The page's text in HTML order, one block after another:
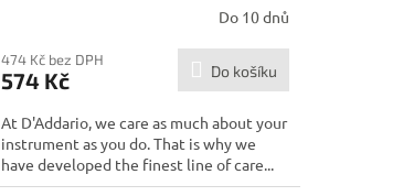
Do 10 dnů
474 Kč bez DPH
574 Kč Do košíku
At D'Addario, we care as much about your
instrument as you do. That is why we
have developed the finest line of care...